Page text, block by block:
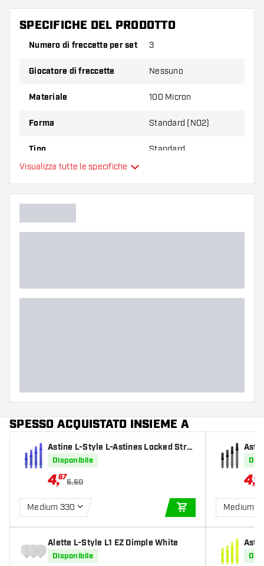
Assicuratevi di avere a portata di mano un gran
numero di alette e di astine. Questi possono
Provate una forma, un materiale o uno
variante vi si addice di più!
SPECIFICHE DEL PRODOTTO
Numero di freccette per set 3
Giocatore di freccette Nessuno
Materiale 100 Micron
Forma Standard (NO2)
Tipo Standard
Colore principale
Visualizza tutte le specifiche
SPESSO ACQUISTATO INSIEME A
Astine L-Style L-Astines Locked Strai
ght Blue
Disponibile
4,67
5,50
Medium 330
AGGIUNGI AL
Alette L-Style L1 EZ Dimple White
Disponibile
ght
4,67
Medium
ght